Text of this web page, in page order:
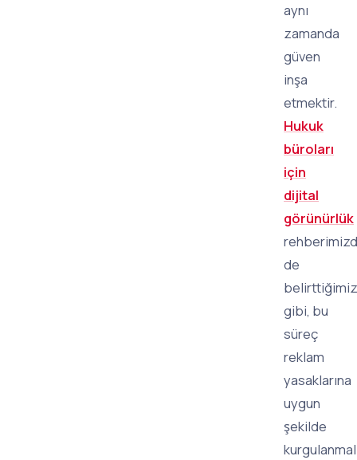
aynı
zamanda
güven
inşa
etmektir.
Hukuk
büroları
için
dijital
görünürlük
de
belirttiğimiz
gibi, bu
süreç
reklam
yasaklarına
uygun
şekilde